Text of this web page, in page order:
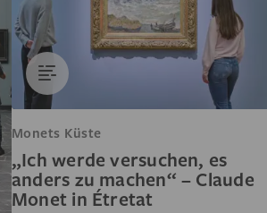
Monets Küste
„Ich werde versuchen, es
anders zu machen“ – Claude
Monet in Étretat